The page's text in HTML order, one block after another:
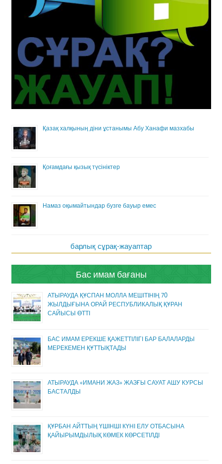
Қазақ халқының діни ұстанымы Абу Ханафи мазхабы
Қоғамдағы қызық түсініктер
Намаз оқымайтындар бузге бауыр емес
барлық сұрақ-жауаптар
Бас имам бағаны
АТЫРАУДА ҚҰСПАН МОЛЛА МЕШІТІНІҢ 70
ЖЫЛДЫҒЫНА ОРАЙ РЕСПУБЛИКАЛЫҚ ҚҰРАН
САЙЫСЫ ӨТТІ
БАС ИМАМ ЕРЕКШЕ ҚАЖЕТТІЛІГІ БАР БАЛАЛАРДЫ
МЕРЕКЕМЕН ҚҰТТЫҚТАДЫ
АТЫРАУДА «ИМАНИ ЖАЗ» ЖАЗҒЫ САУАТ АШУ КУРСЫ
БАСТАЛДЫ
ҚҰРБАН АЙТТЫҢ ҮШІНШІ КҮНІ ЕЛУ ОТБАСЫНА
ҚАЙЫРЫМДЫЛЫҚ КӨМЕК КӨРСЕТІЛДІ